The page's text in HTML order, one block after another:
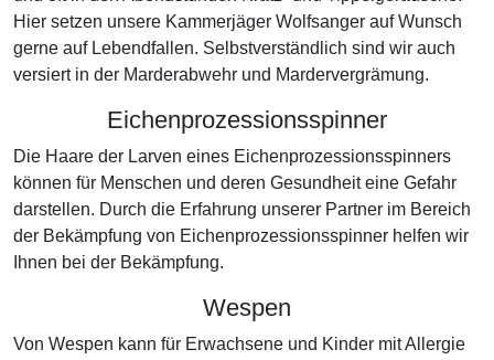
Hier setzen unsere Kammerjäger Wolfsanger auf Wunsch
gerne auf Lebendfallen. Selbstverständlich sind wir auch
versiert in der Marderabwehr und Mardervergrämung.
Eichenprozessionsspinner
Die Haare der Larven eines Eichenprozessionsspinners
können für Menschen und deren Gesundheit eine Gefahr
darstellen. Durch die Erfahrung unserer Partner im Bereich
der Bekämpfung von Eichenprozessionsspinner helfen wir
Ihnen bei der Bekämpfung.
Wespen
Von Wespen kann für Erwachsene und Kinder mit Allergie